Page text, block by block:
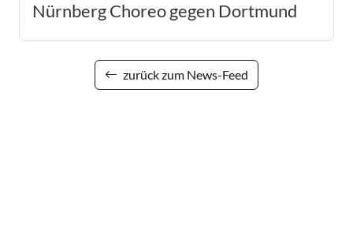
Nürnberg Choreo gegen Dortmund
zurück zum News-Feed